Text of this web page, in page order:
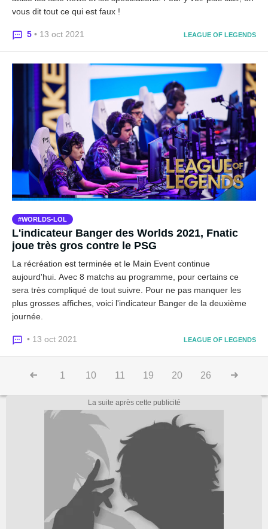
vous dit tout ce qui est faux !
5 • 13 oct 2021 LEAGUE OF LEGENDS
WORLDS-LOL
L'indicateur Banger des Worlds 2021, Fnatic
joue très gros contre le PSG
La récréation est terminée et le Main Event continue
aujourd'hui. Avec 8 matchs au programme, pour certains ce
sera très compliqué de tout suivre. Pour ne pas manquer les
plus grosses affiches, voici l'indicateur Banger de la deuxième
journée.
• 13 oct 2021 LEAGUE OF LEGENDS
1 10 11 19 20 26